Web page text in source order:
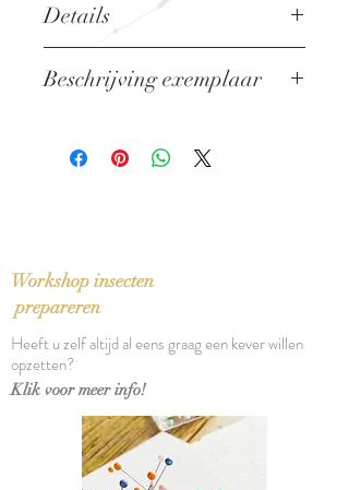
Details
Uitgever: Canongate
Bindwijze: Paperback
Beschrijving exemplaar
Second hand copy, fine condition
Workshop insecten
prepareren
Heeft u zelf altijd al eens graag een kever willen
opzetten?
Klik voor meer info!